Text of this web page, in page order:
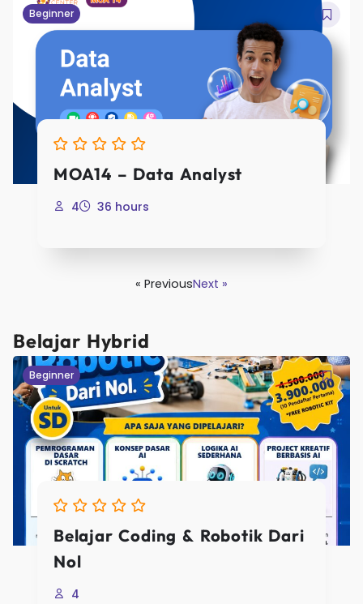
Already have an
Login
Beginner
MOA14 – Data Analyst
4 36 hours
« PreviousNext »
Belajar Hybrid
Beginner
Belajar Coding & Robotik Dari
Nol
4